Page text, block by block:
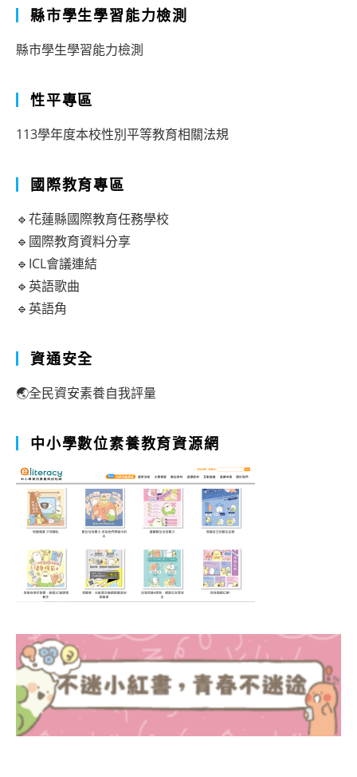
學」
論
縣市學生學習能力檢測
縣市學生學習能力檢測
性平專區
113學年度本校性別平等教育相關法規
國際教育專區
🔹花蓮縣國際教育任務學校
🔹國際教育資料分享
🔹ICL會議連結
🔹英語歌曲
🔹英語角
資通安全
🌏全民資安素養自我評量
中小學數位素養教育資源網